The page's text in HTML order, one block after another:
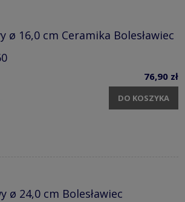
ø 16,0 cm Ceramika Bolesławiec
76,90 zł
DO KOSZYKA
ø 24,0 cm Bolesławiec